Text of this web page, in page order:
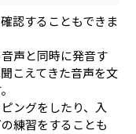
認することもできま
声と同時に発音す
こえてきた音声を文
ングをしたり、入
練習をすることも